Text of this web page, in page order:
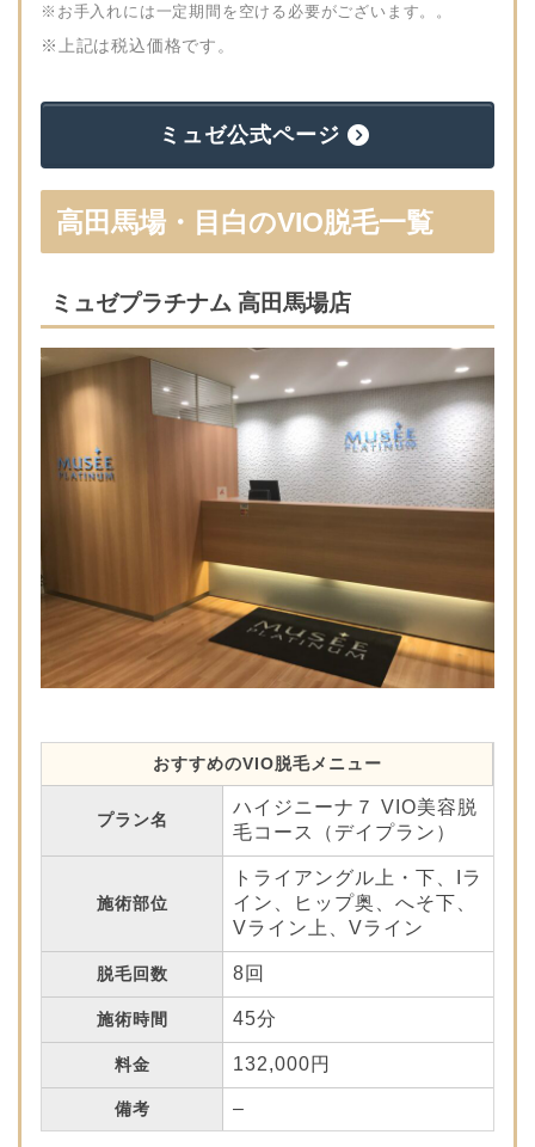
※お手入れには一定期間を空ける必要がございます。。
※上記は税込価格です。
ミュゼ公式ページ
高田馬場・目白のVIO脱毛一覧
ミュゼプラチナム 高田馬場店
おすすめのVIO脱毛メニュー
プラン名
ハイジニーナ７ VIO美容脱
毛コース（デイプラン）
施術部位
トライアングル上・下、Iラ
イン、ヒップ奥、へそ下、
Vライン上、Vライン
脱毛回数 8回
施術時間 45分
料金 132,000円
備考 –